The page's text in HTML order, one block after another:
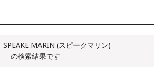
SPEAKE MARIN (スピークマリン)
の検索結果です